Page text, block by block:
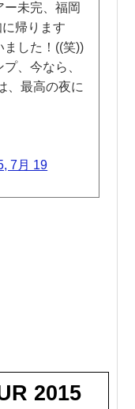
ー未完、福岡
帰ります
ました！((笑))
、今なら、
、最高の夜に
7月 19
2015